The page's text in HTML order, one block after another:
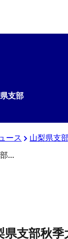
支部
ース
山梨県支部
第22回山梨県支部秋季大会兼春季全国大会予選結果
支部秋季